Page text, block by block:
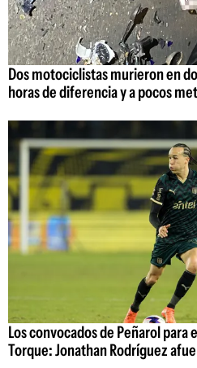
Dos motociclistas murieron en
horas de diferencia y a pocos
Los convocados de Peñarol
Torque: Jonathan Rodríguez